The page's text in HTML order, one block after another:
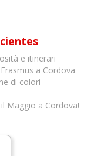
e itinerari
a Cordova
di colori
Maggio a Cordova!